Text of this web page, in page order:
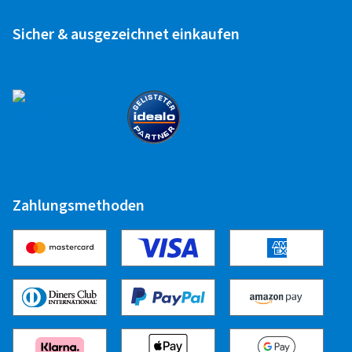
mistral anthracite polished glossy
Felgen montiert auf:Ganzjahresreifen
Verifizierter Kauf
Lukas M., Deutschland
Super schöne Felgen. Bestellung und Lieferung alles
Top - nur zu empfehlen.
Felgengröße in Zoll:
6,5x16 - ET 52 - LK 5x112
Sicher & ausgezeichnet einkaufen
Zahlungsmethoden